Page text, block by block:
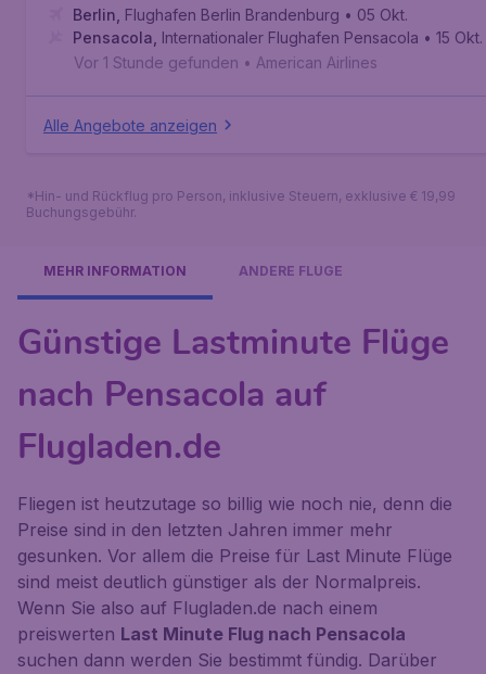
Berlin Flughafen Berlin Brandenburg • 05 Okt.
Pensacola Internationaler Flughafen Pensacola • 15 Okt.
Vor 1 Stunde gefunden • American Airlines
Alle Angebote anzeigen
*Hin- und Rückflug pro Person, inklusive Steuern, exklusive € 19,99
Buchungsgebühr.
MEHR INFORMATION ANDERE FLÜGE
Günstige Lastminute Flüge
nach Pensacola auf
Flugladen.de
Fliegen ist heutzutage so billig wie noch nie, denn die
Preise sind in den letzten Jahren immer mehr
gesunken. Vor allem die Preise für Last Minute Flüge
sind meist deutlich günstiger als der Normalpreis.
Wenn Sie also auf Flugladen.de nach einem
preiswerten Last Minute Flug nach Pensacola
suchen dann werden Sie bestimmt fündig. Darüber